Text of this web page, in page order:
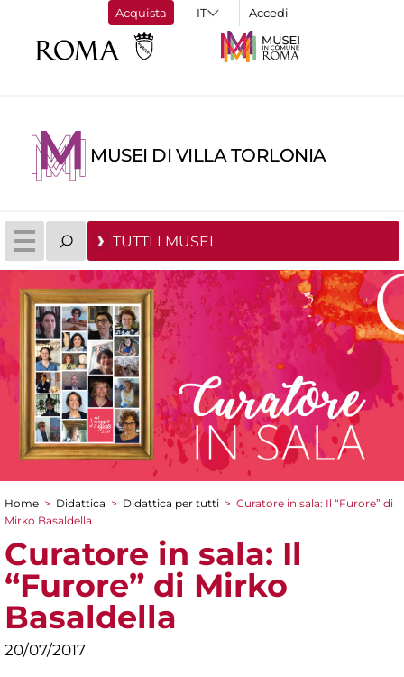
Acquista Accedi
MUSEI DI VILLA TORLONIA
TUTTI I MUSEI
Tu sei qui
Home > Didattica > Didattica per tutti > Curatore in sala: Il “Furore” di
Mirko Basaldella
Curatore in sala: Il
“Furore” di Mirko
Basaldella
20/07/2017